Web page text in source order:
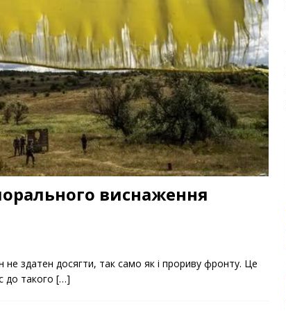
виснаження
здатен досягти, так само як і прориву фронту. Це
до такого […]